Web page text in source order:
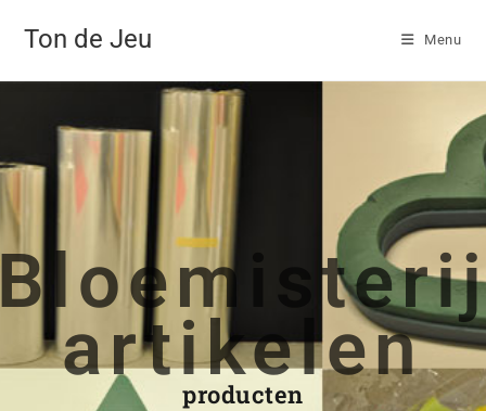
Ton de Jeu Menu
artikelen
producten